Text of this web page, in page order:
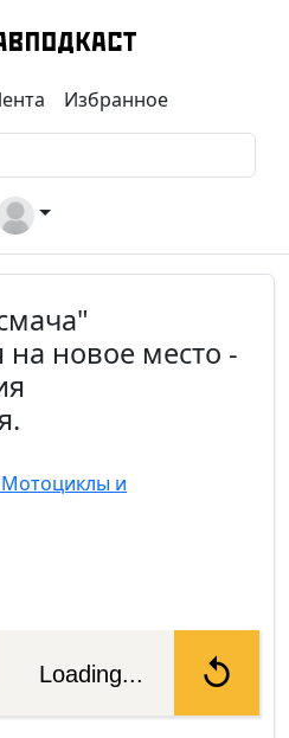
Избранное
на новое место -
и
Loading...